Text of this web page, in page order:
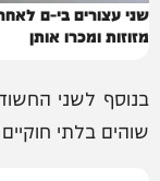
שני עצורים בי-ם
מזוזות ומכרו אותן
בנוסף לשני
שוהים בלתי